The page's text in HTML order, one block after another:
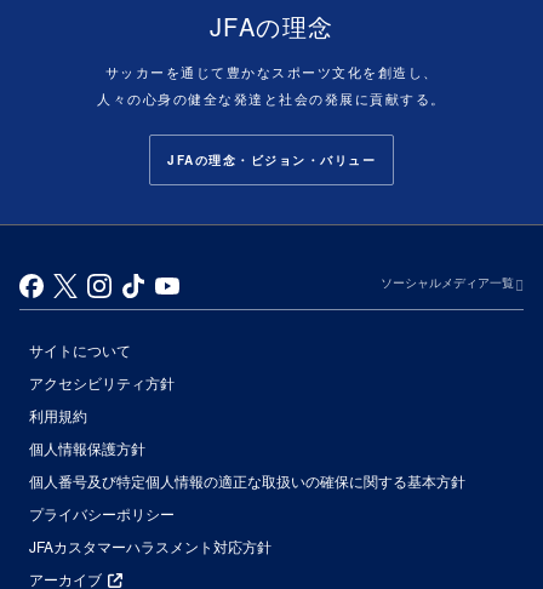
JFAの理念
サッカーを通じて豊かなスポーツ文化を創造し、
人々の心身の健全な発達と社会の発展に貢献する。
JFAの理念・ビジョン・バリュー
ソーシャルメディア一覧
サイトについて
アクセシビリティ方針
利用規約
個人情報保護方針
個人番号及び特定個人情報の適正な取扱いの確保に関する基本方針
プライバシーポリシー
JFAカスタマーハラスメント対応方針
アーカイブ